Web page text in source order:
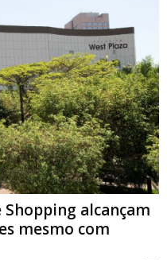
alcançam
mesmo com